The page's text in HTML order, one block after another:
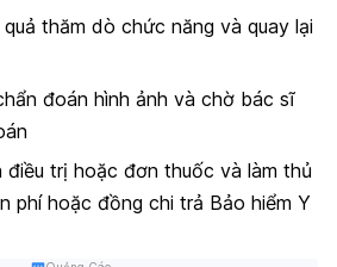
thăm dò chức năng và quay lại
đoán hình ảnh và chờ bác sĩ
điều trị hoặc đơn thuốc và làm thủ
phí hoặc đồng chi trả Bảo hiểm Y